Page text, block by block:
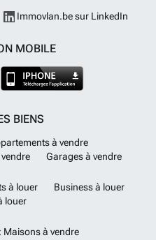
Immovlan.be sur LinkedIn
MOBILE
BIENS
à vendre
Garages à vendre
à louer
Business à louer
louer
Maisons à vendre